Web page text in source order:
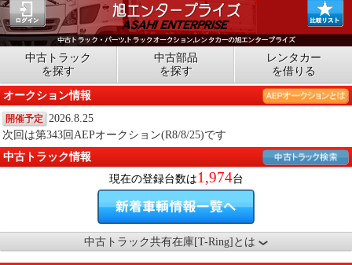
中古トラック
を探す
中古部品
を探す
レンタカー
を借りる
オークション情報
開催予定
2026.8.25
次回は第343回AEPオークション(R8/8/25)です
中古トラック情報
現在の登録台数は1,974台
中古トラック共有在庫[T-Ring]とは